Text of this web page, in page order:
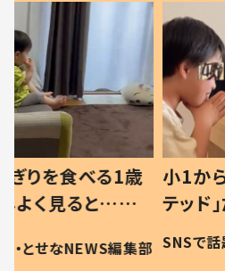
る1歳
…母
現行
編集部
小1から不登校、
テッド」だった
食”を作り続ける
和の親 #令和の子
SNSで話題 ほ・と